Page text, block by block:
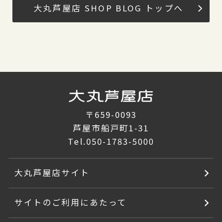
大丸芦屋店 SHOP BLOG トップへ
〒659-0093
芦屋市船戸町1-31
Tel.050-1783-5000
大丸芦屋店サイト
サイトのご利用にあたって